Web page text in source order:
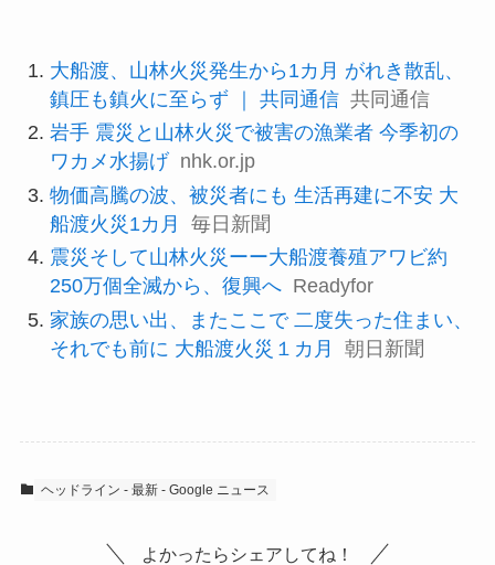
大船渡、山林火災発生から1カ月 がれき散乱、
鎮圧も鎮火に至らず ｜ 共同通信 共同通信
岩手 震災と山林火災で被害の漁業者 今季初の
ワカメ水揚げ nhk.or.jp
物価高騰の波、被災者にも 生活再建に不安 大
船渡火災1カ月
毎日新聞
震災そして山林火災ーー大船渡養殖アワビ約
250万個全滅から、復興へ Readyfor
家族の思い出、またここで 二度失った住まい、
それでも前に 大船渡火災１カ月
朝日新聞
ヘッドライン - 最新 - Google ニュース
よかったらシェアしてね！